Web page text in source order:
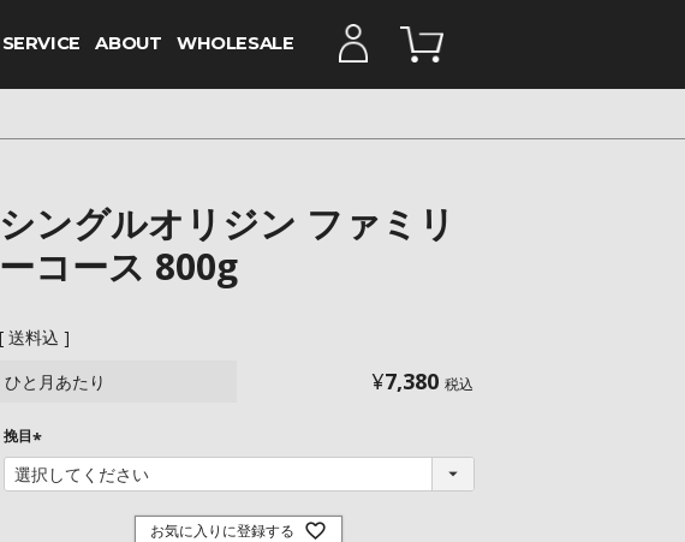
SERVICE ABOUT WHOLESALE
シングルオリジン ファミリ
ーコース 800g
送料込
ひと月あたり
¥7,380 税込
挽目
(
必
お気に入りに登録する